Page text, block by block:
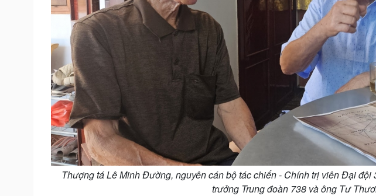
Thượng tá Lê Minh Đường, nguyên cán bộ tác chiến - Chính trị viên Đại đội
trưởng Trung đoàn 738 và ông Tư